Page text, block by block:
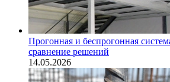
Прогонная и беспрогонная
сравнение решений
14.05.2026